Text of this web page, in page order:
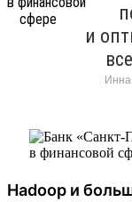
и
Инна
Hadoop и